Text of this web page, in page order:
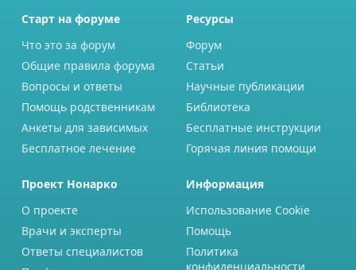
Старт на форуме
Что это за форум
Общие правила форума
Вопросы и ответы
Помощь родственникам
Анкеты для зависимых
Бесплатное лечение
Ресурсы
Форум
Статьи
Научные публикации
Библиотека
Бесплатные инструкции
Горячая линия помощи
Проект Нонарко
О проекте
Врачи и эксперты
Ответы специалистов
Информация
Использование Cookie
Помощь
Политика
конфиденциальности